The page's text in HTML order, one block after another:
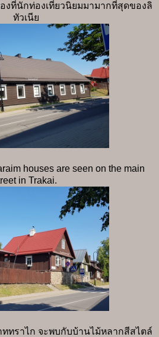
องที่นักท่องเที่ยวนิยมมามากที่สุดของลิ
ทัวเนีย
houses are seen on the main
in Trakai.
ททราไก จะพบกับบ้านไม้หลากสีสไตล์